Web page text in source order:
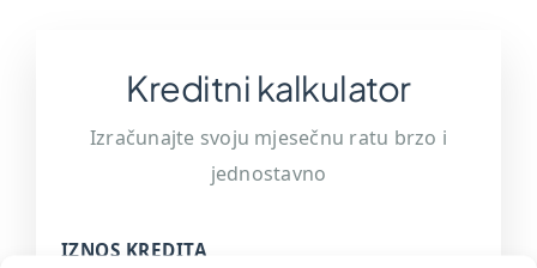
Kreditni kalkulator
Izračunajte svoju mjesečnu ratu brzo i
jednostavno
IZNOS KREDITA